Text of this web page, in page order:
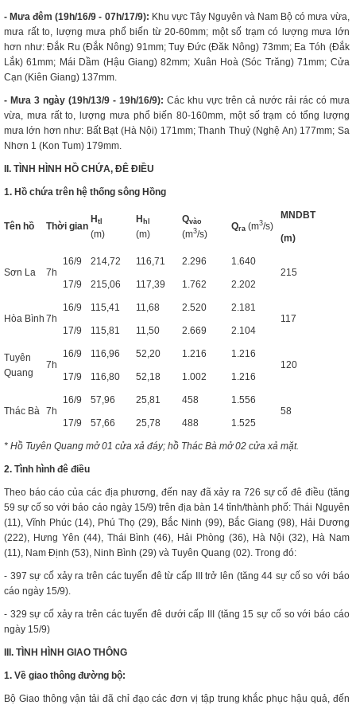
- Mưa đêm (19h/16/9 - 07h/17/9): Khu vực Tây Nguyên và Nam Bộ có mưa vừa,
mưa rất to, lượng mưa phổ biến từ 20-60mm; một số trạm có lượng mưa lớn
hơn như: Đắk Ru (Đắk Nông) 91mm; Tuy Đức (Đăk Nông) 73mm; Ea Tóh (Đắk
Lắk) 61mm; Mái Dầm (Hậu Giang) 82mm; Xuân Hoà (Sóc Trăng) 71mm; Cửa
Cạn (Kiên Giang) 137mm.
- Mưa 3 ngày (19h/13/9 - 19h/16/9): Các khu vực trên cả nước rải rác có mưa
vừa, mưa rất to, lượng mưa phổ biến 80-160mm, một số trạm có tổng lượng
mưa lớn hơn như: Bất Bạt (Hà Nội) 171mm; Thanh Thuỷ (Nghệ An) 177mm; Sa
Nhơn 1 (Kon Tum) 179mm.
II. TÌNH HÌNH HỒ CHỨA, ĐÊ ĐIỀU
1. Hồ chứa trên hệ thống sông Hồng
Tên hồ Thời gian
H tl
(m)
H hl
(m)
Qvào
(m3/s)
Qra (m3/s)
MNDBT
(m)
Sơn La 7h
16/9 214,72 116,71 2.296
1.640
215
17/9
215,06 117,39 1.762 2.202
Hòa Bình 7h
16/9 115,41 11,68 2.520
2.181
117
17/9
115,81 11,50 2.669 2.104
Tuyên
Quang
7h
16/9 116,96 52,20 1.216
1.216
120
17/9
116,80 52,18 1.002 1.216
Thác Bà 7h
16/9 57,96 25,81 458
1.556
58
17/9
57,66 25,78 488 1.525
* Hồ Tuyên Quang mở 01 cửa xả đáy; hồ Thác Bà mở 02 cửa xả mặt.
2. Tình hình đê điều
Theo báo cáo của các địa phương, đến nay đã xảy ra 726 sự cố đê điều (tăng
59 sự cố so với báo cáo ngày 15/9) trên địa bàn 14 tỉnh/thành phố: Thái Nguyên
(11), Vĩnh Phúc (14), Phú Thọ (29), Bắc Ninh (99), Bắc Giang (98), Hải Dương
(222), Hưng Yên (44), Thái Bình (46), Hải Phòng (36), Hà Nội (32), Hà Nam
(11), Nam Định (53), Ninh Bình (29) và Tuyên Quang (02). Trong đó:
- 397 sự cố xảy ra trên các tuyến đê từ cấp III trở lên (tăng 44 sự cố so với báo
cáo ngày 15/9).
- 329 sự cố xảy ra trên các tuyến đê dưới cấp III (tăng 15 sự cố so với báo cáo
ngày 15/9)
III. TÌNH HÌNH GIAO THÔNG
1. Về giao thông đường bộ:
Bộ Giao thông vận tải đã chỉ đạo các đơn vị tập trung khắc phục hậu quả, đến